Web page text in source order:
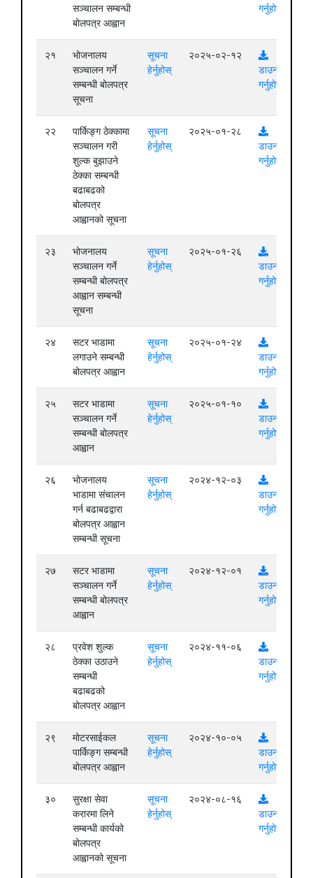
सञ्चालन सम्बन्धी
बोलपत्र आह्वान
गर्नुहोस्
२१
भोजनालय
सञ्चालन गर्ने
सम्बन्धी बोलपत्र
सूचना
सूचना
हेर्नुहोस्
२०२५-०२-१२
डाउनलोड
गर्नुहोस्
२२
पार्किङ्ग ठेक्कामा
सञ्चालन गरी
शुल्क बुझाउने
ठेक्का सम्बन्धी
बढाबढको
बोलपत्र
आह्वानको सूचना
सूचना
हेर्नुहोस्
२०२५-०१-२८
डाउनलोड
गर्नुहोस्
२३
भोजनालय
सञ्चालन गर्ने
सम्बन्धी बोलपत्र
आह्वान सम्बन्धी
सूचना
सूचना
हेर्नुहोस्
२०२५-०१-२६
डाउनलोड
गर्नुहोस्
२४
सटर भाडामा
लगाउने सम्बन्धी
बोलपत्र आह्वान
सूचना
हेर्नुहोस्
२०२५-०१-२४
डाउनलोड
गर्नुहोस्
२५
सटर भाडामा
सञ्चालन गर्ने
सम्बन्धी बोलपत्र
आह्वान
सूचना
हेर्नुहोस्
२०२५-०१-१०
डाउनलोड
गर्नुहोस्
२६
भोजनालय
भाडामा संचालन
गर्न बढाबढद्वारा
बोलपत्र आह्वान
सम्बन्धी सूचना
सूचना
हेर्नुहोस्
२०२४-१२-०३
डाउनलोड
गर्नुहोस्
२७
सटर भाडामा
सञ्चालन गर्ने
सम्बन्धी बोलपत्र
आह्वान
सूचना
हेर्नुहोस्
२०२४-१२-०१
डाउनलोड
गर्नुहोस्
२८
प्रवेश शुल्क
ठेक्का उठाउने
सम्बन्धी
बढाबढको
बोलपत्र आह्वान
सूचना
हेर्नुहोस्
२०२४-११-०६
डाउनलोड
गर्नुहोस्
२९
मोटरसाईकल
पार्किङ्ग सम्बन्धी
बोलपत्र आह्वान
सूचना
हेर्नुहोस्
२०२४-१०-०५
डाउनलोड
गर्नुहोस्
३०
सुरक्षा सेवा
करारमा लिने
सम्बन्धी कार्यको
बोलपत्र
आह्वानको सूचना
सूचना
हेर्नुहोस्
२०२४-०८-१६
डाउनलोड
गर्नुहोस्